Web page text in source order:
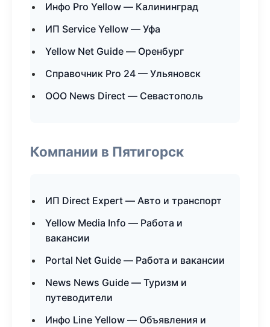
Инфо Pro Yellow — Калининград
ИП Service Yellow — Уфа
Yellow Net Guide — Оренбург
Справочник Pro 24 — Ульяновск
ООО News Direct — Севастополь
Компании в Пятигорск
ИП Direct Expert — Авто и транспорт
Yellow Media Info — Работа и
вакансии
Portal Net Guide — Работа и вакансии
News News Guide — Туризм и
путеводители
Инфо Line Yellow — Объявления и